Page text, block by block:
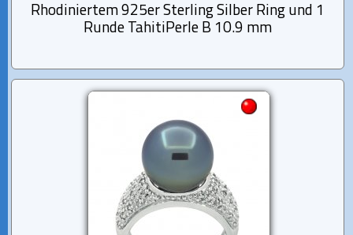
Rhodiniertem 925er Sterling Silber Ring und 1
Runde TahitiPerle B 10.9 mm